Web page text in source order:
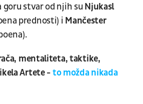
stvar od njih su Njukasl
prednosti) i Mančester
mentaliteta, taktike,
Artete -to možda nikada